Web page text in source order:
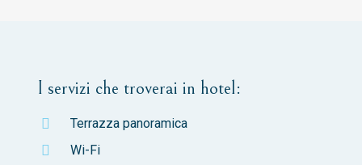
I servizi che troverai in hotel:
Terrazza panoramica
Wi-Fi